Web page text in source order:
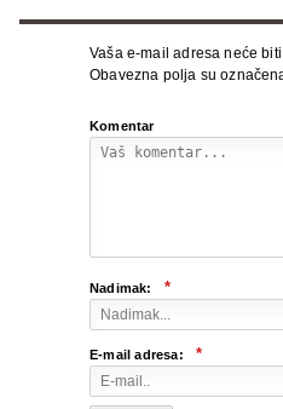
Vaša e-mail adresa neće
Obavezna polja su
Komentar
Nadimak: *
E-mail adresa: *